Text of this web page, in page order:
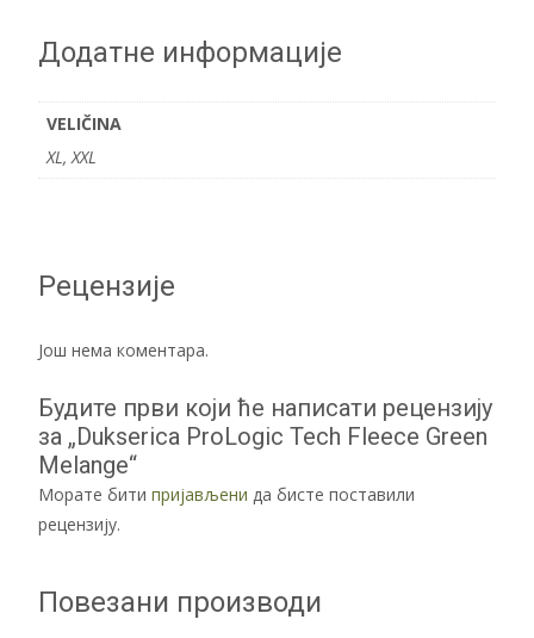
Додатне информације
VELIČINA
XL, XXL
Рецензије
Још нема коментара.
Будите први који ће написати рецензију
за „Dukserica ProLogic Tech Fleece Green
Melange“
Морате бити пријављени да бисте поставили
рецензију.
Повезани производи